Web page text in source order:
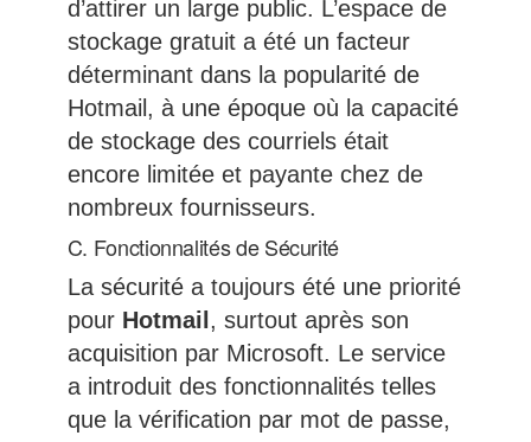
d’attirer un large public. L’espace de
stockage gratuit a été un facteur
déterminant dans la popularité de
Hotmail, à une époque où la capacité
de stockage des courriels était
encore limitée et payante chez de
nombreux fournisseurs.
C. Fonctionnalités de Sécurité
La sécurité a toujours été une priorité
pour Hotmail , surtout après son
acquisition par Microsoft. Le service
a introduit des fonctionnalités telles
que la vérification par mot de passe,